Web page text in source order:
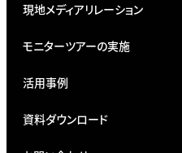
現地メディアリレーション
モニターツアーの実施
活用事例
資料ダウンロード